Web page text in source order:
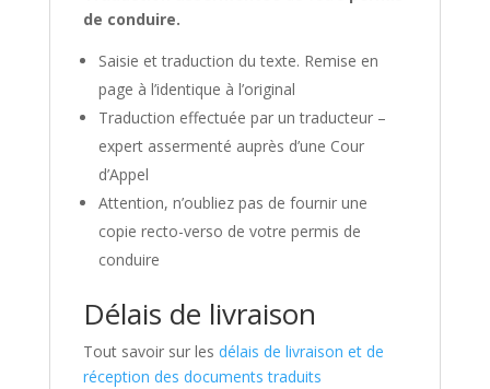
de conduire.
Saisie et traduction du texte. Remise en
page à l’identique à l’original
Traduction effectuée par un traducteur –
expert assermenté auprès d’une Cour
d’Appel
Attention, n’oubliez pas de fournir une
copie recto-verso de votre permis de
conduire
Délais de livraison
Tout savoir sur les délais de livraison et de
réception des documents traduits